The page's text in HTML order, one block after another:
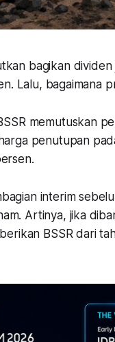
bagikan
Lalu, bagaimana
memutuskan
penutupan
interim
Artinya, jika
BSSR dari